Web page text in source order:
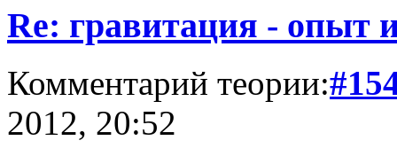
Re: гравитация - опыт
Комментарий теории:
2012, 20:52